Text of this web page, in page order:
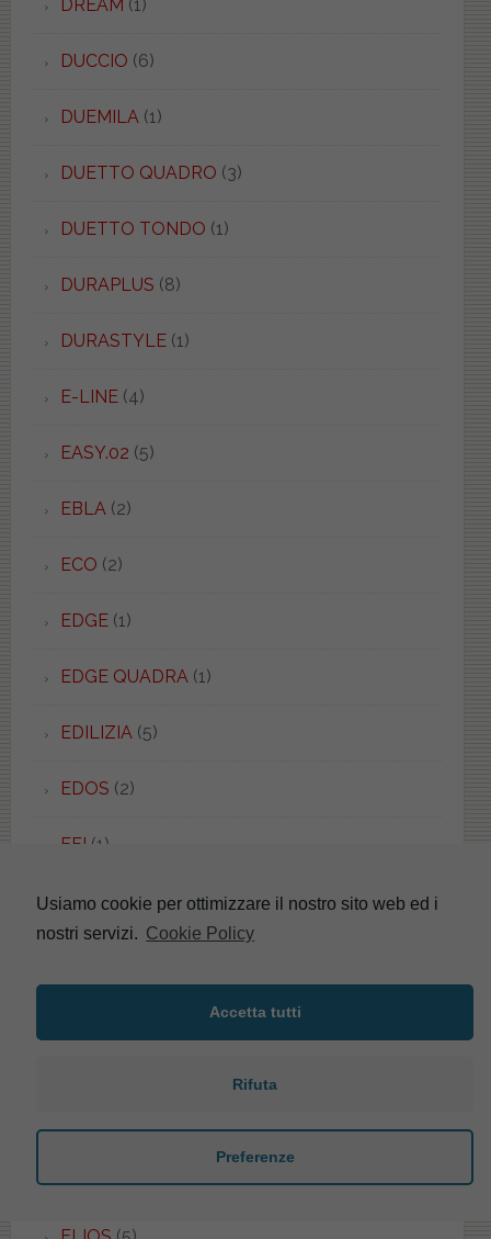
DREAM (1)
DUCCIO (6)
DUEMILA(1)
DUETTO QUADRO (3)
DUETTO TONDO (1)
DURAPLUS (8)
DURASTYLE(1)
E-LINE(4)
EASY.02 (5)
EBLA(2)
ECO (2)
EDGE(1)
EDGE QUADRA(1)
EDILIZIA(5)
EDOS (2)
EFI (1)
EGG (2)
ELEGANT(1)
ELENA(4)
Usiamo cookie per ottimizzare il nostro sito web ed i
nostri servizi. Cookie Policy
Accetta tutti
Rifuta
Preferenze